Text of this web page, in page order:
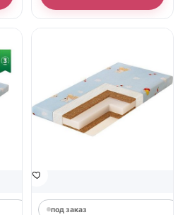
под заказ